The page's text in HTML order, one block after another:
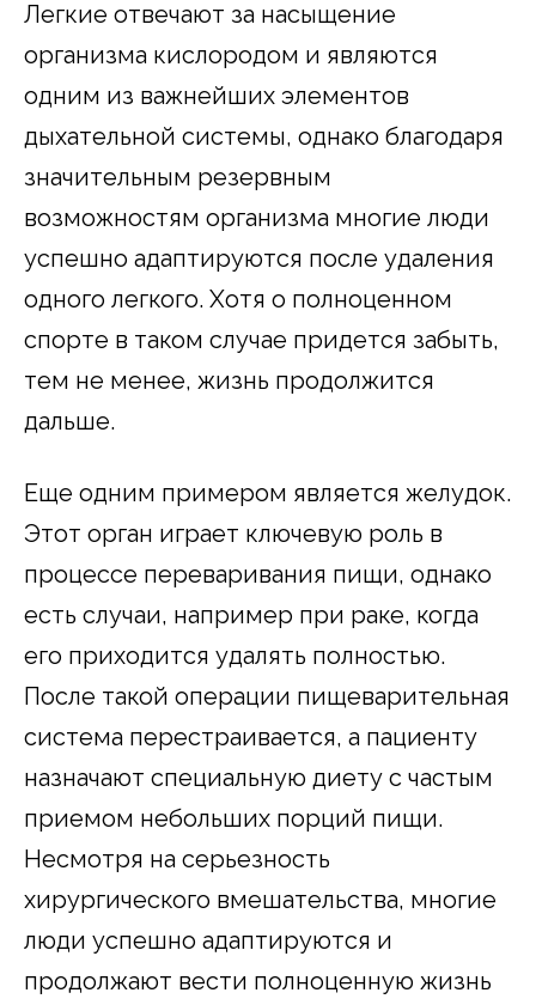
Легкие отвечают за насыщение
организма кислородом и являются
одним из важнейших элементов
дыхательной системы, однако благодаря
значительным резервным
возможностям организма многие люди
успешно адаптируются после удаления
одного легкого. Хотя о полноценном
спорте в таком случае придется забыть,
тем не менее, жизнь продолжится
дальше.
Еще одним примером является желудок.
Этот орган играет ключевую роль в
процессе переваривания пищи, однако
есть случаи, например при раке, когда
его приходится удалять полностью.
После такой операции пищеварительная
система перестраивается, а пациенту
назначают специальную диету с частым
приемом небольших порций пищи.
Несмотря на серьезность
хирургического вмешательства, многие
люди успешно адаптируются и
продолжают вести полноценную жизнь